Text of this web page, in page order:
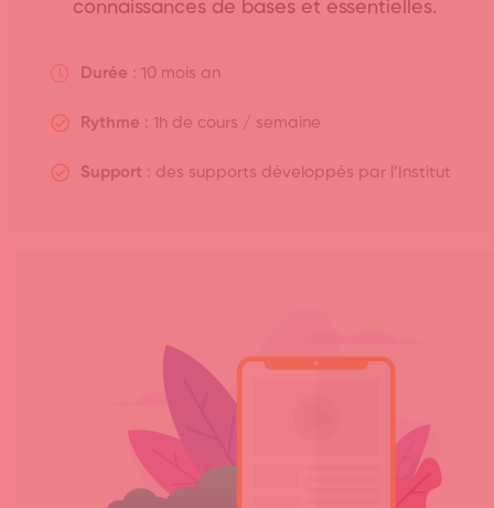
connaissances de bases et essentielles.
Durée : 10 mois an
Rythme : 1h de cours / semaine
Support : des supports développés par l’Institut